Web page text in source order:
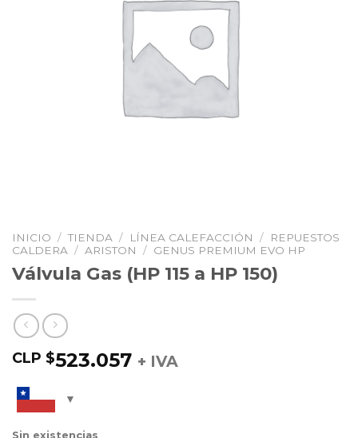
INICIO / TIENDA / LÍNEA CALEFACCIÓN /
REPUESTOS
CALDERA / ARISTON / GENUS PREMIUM EVO HP
Válvula Gas (HP 115 a HP 150)
CLP $523.057 + IVA
Sin existencias